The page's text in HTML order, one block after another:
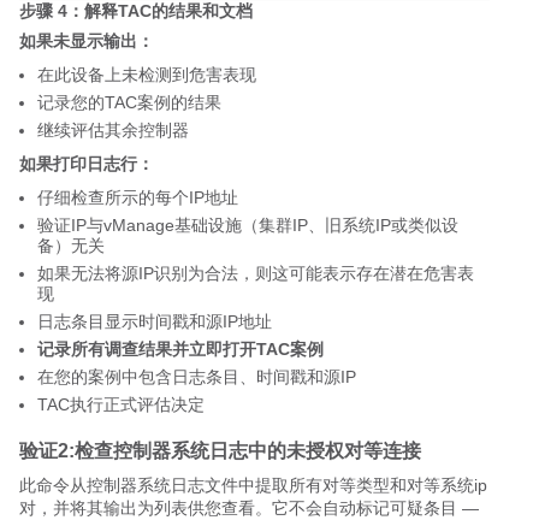
步骤 4：解释TAC的结果和文档
如果未显示输出：
在此设备上未检测到危害表现
记录您的TAC案例的结果
继续评估其余控制器
如果打印日志行：
仔细检查所示的每个IP地址
验证IP与vManage基础设施（集群IP、旧系统IP或类似设
备）无关
如果无法将源IP识别为合法，则这可能表示存在潜在危害表
现
日志条目显示时间戳和源IP地址
记录所有调查结果并立即打开TAC案例
在您的案例中包含日志条目、时间戳和源IP
TAC执行正式评估决定
验证2:检查控制器系统日志中的未授权对等连接
此命令从控制器系统日志文件中提取所有对等类型和对等系统ip
对，并将其输出为列表供您查看。它不会自动标记可疑条目 —